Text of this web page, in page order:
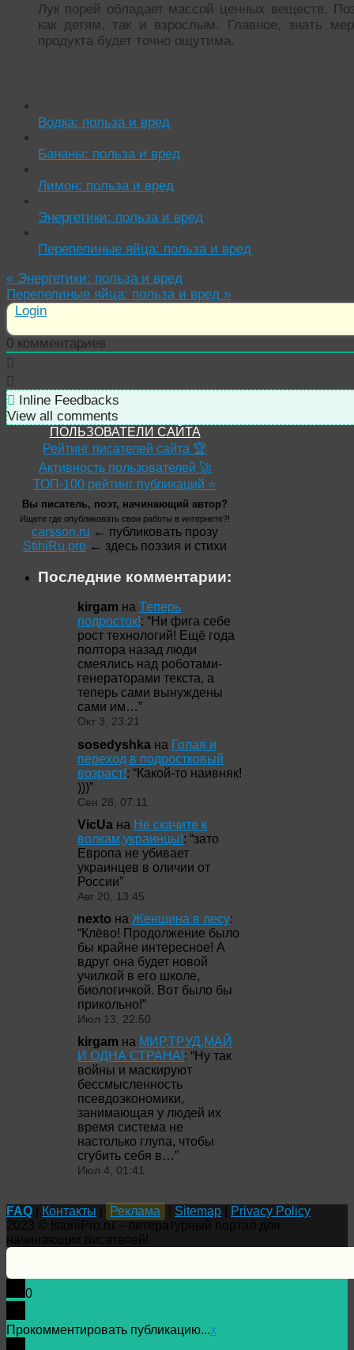
Лук порей обладает массой ценных веществ.
как детям, так и взрослым. Главное, знать
продукта будет точно ощутима.
Водка: польза и вред
Бананы: польза и вред
Лимон: польза и вред
Энергетики: польза и вред
Перепелиные яйца: польза и вред
« Энергетики: польза и вред
Перепелиные яйца: польза и вред »
Login
0 комментариев
Inline Feedbacks
View all comments
ПОЛЬЗОВАТЕЛИ САЙТА
Рейтинг писателей сайта 🏆
Активность пользователей 🚀
ТОП-100 рейтинг публикаций ⭐
Вы писатель, поэт, начинающий автор?
Ищете где опубликовать свои работы в интернете?!
carsson.ru ← публиковать прозу
StihiRu.pro ← здесь поэзия и стихи
Последние комментарии:
kirgam на Теперь
подросток!: “Ни фига себе
рост технологий! Ещё года
полтора назад люди
смеялись над роботами-
генераторами текста, а
теперь сами вынуждены
сами им…”
Окт 3, 23:21
sosedyshka на Голая и
переход в подростковый
возраст!: “Какой-то наивняк!
)))”
Сен 28, 07:11
VicUa на Не скачите к
волкам,украинцы!: “зато
Европа не убивает
украинцев в оличии от
России”
Авг 20, 13:45
nexto на Женщина в лесу:
“Клёво! Продолжение было
бы крайне интересное! А
вдруг она будет новой
училкой в его школе,
биологичкой. Вот было бы
прикольно!”
Июл 13, 22:50
kirgam на МИР,ТРУД,МАЙ
И ОДНА СТРАНА!: “Ну так
войны и маскируют
бессмысленность
псевдоэкономики,
занимающая у людей их
время система не
настолько глупа, чтобы
сгубить себя в…”
Июл 4, 01:41
FAQ Контакты Реклама Sitemap
Privacy Policy
0
Прокомментировать публикацию...x